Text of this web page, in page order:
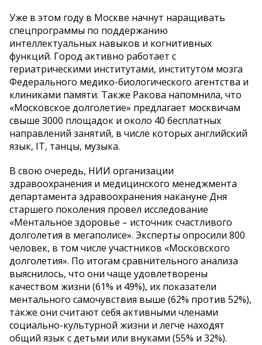
Уже в этом году в Москве начнут наращивать
спецпрограммы по поддержанию
интеллектуальных навыков и когнитивных
функций. Город активно работает с
гериатрическими институтами, институтом мозга
Федерального медико-биологического агентства и
клиниками памяти. Также Ракова напомнила, что
«Московское долголетие» предлагает москвичам
свыше 3000 площадок и около 40 бесплатных
направлений занятий, в числе которых английский
язык, IT, танцы, музыка.
В свою очередь, НИИ организации
здравоохранения и медицинского менеджмента
департамента здравоохранения накануне Дня
старшего поколения провел исследование
«Ментальное здоровье – источник счастливого
долголетия в мегаполисе». Эксперты опросили 800
человек, в том числе участников «Московского
долголетия». По итогам сравнительного анализа
выяснилось, что они чаще удовлетворены
качеством жизни (61% и 49%), их показатели
ментального самочувствия выше (62% против 52%),
также они считают себя активными членами
социально-культурной жизни и легче находят
общий язык с детьми или внуками (55% и 32%).